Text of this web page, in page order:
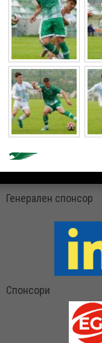
Генерален спонсор
Спонсори